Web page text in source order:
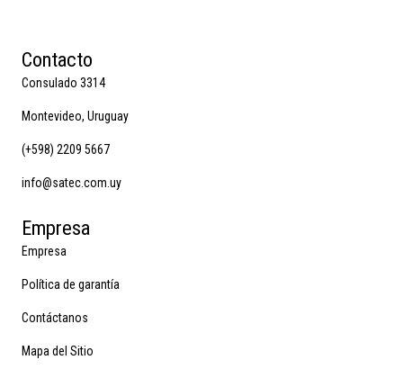
Contacto
Consulado 3314
Montevideo, Uruguay
(+598) 2209 5667
info@satec.com.uy
Empresa
Empresa
Política de garantía
Contáctanos
Mapa del Sitio